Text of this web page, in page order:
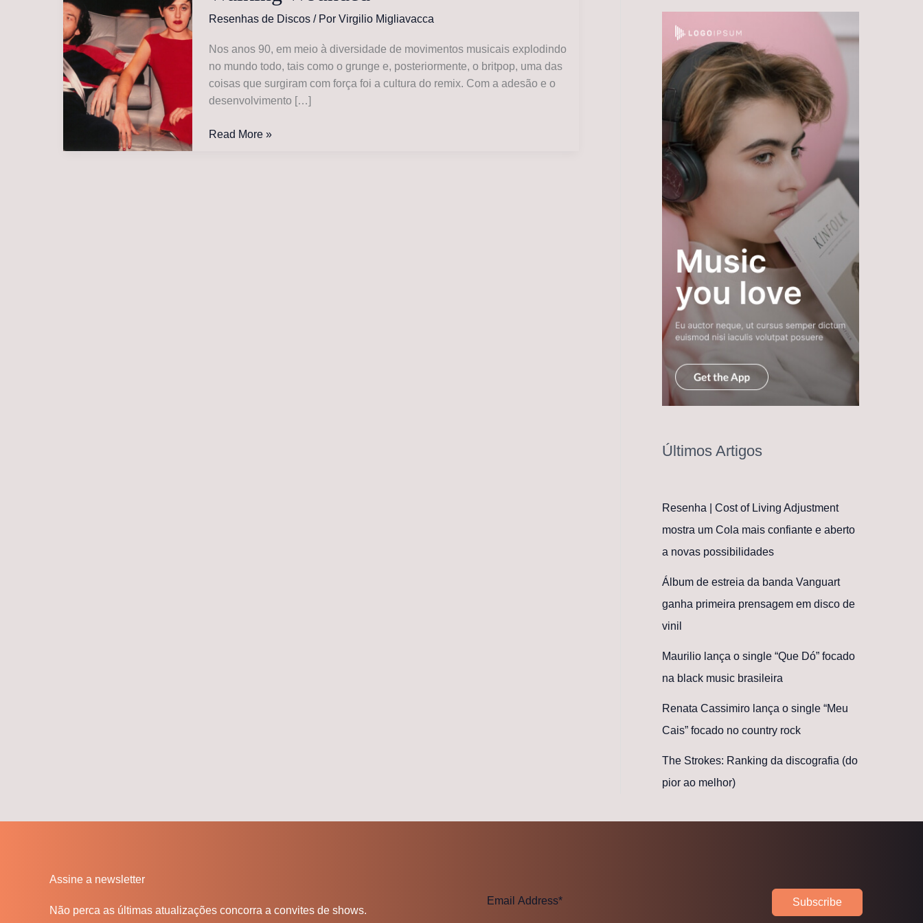
Resenhas de Discos/ Por Virgilio Migliavacca
Nos anos 90, em meio à diversidade de movimentos musicais explodindo
no mundo todo, tais como o grunge e, posteriormente, o britpop, uma das
coisas que surgiram com força foi a cultura do remix. Com a adesão e o
desenvolvimento […]
Everything
Read More »
Últimos Artigos
Resenha | Cost of Living Adjustment
mostra um Cola mais confiante e aberto
a novas possibilidades
Álbum de estreia da banda Vanguart
ganha primeira prensagem em disco de
vinil
Maurilio lança o single “Que Dó” focado
na black music brasileira
Renata Cassimiro lança o single “Meu
Cais” focado no country rock
The Strokes: Ranking da discografia (do
pior ao melhor)
Assine a newsletter
Não perca as últimas atualizações concorra a convites de shows.
Subscribe